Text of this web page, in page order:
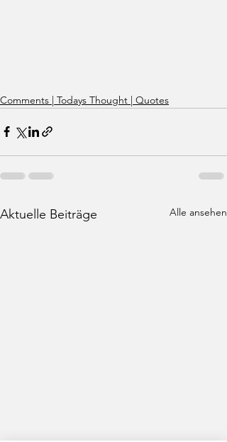
Comments | Todays Thought | Quotes
Aktuelle Beiträge Alle ansehen